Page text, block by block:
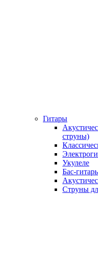
Гитары
струны)
Укулеле
Бас-
Струны